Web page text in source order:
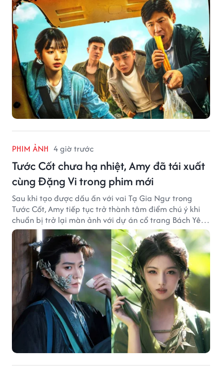
PHIM ẢNH 4 giờ trước
Tước Cốt chưa hạ nhiệt, Amy đã tái xuất
cùng Đặng Vi trong phim mới
Sau khi tạo được dấu ấn với vai Tạ Gia Ngư trong
Tước Cốt, Amy tiếp tục trở thành tâm điểm chú ý khi
chuẩn bị trở lại màn ảnh với dự án cổ trang Bách Yêu
Phổ.